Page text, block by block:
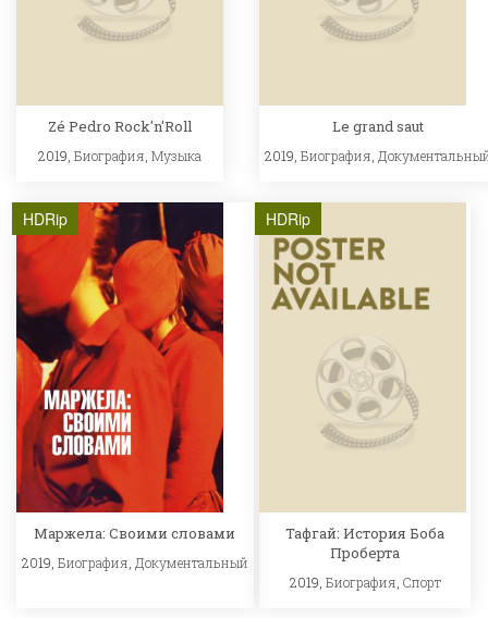
Zé Pedro Rock'n'Roll
2019, Биография Музыка
Le grand saut
2019,Биография
HDRip
Маржела: Своими словами
2019, Биография, Документальный
HDRip
Тафгай: История Боба
Проберта
2019, Биография, Спорт